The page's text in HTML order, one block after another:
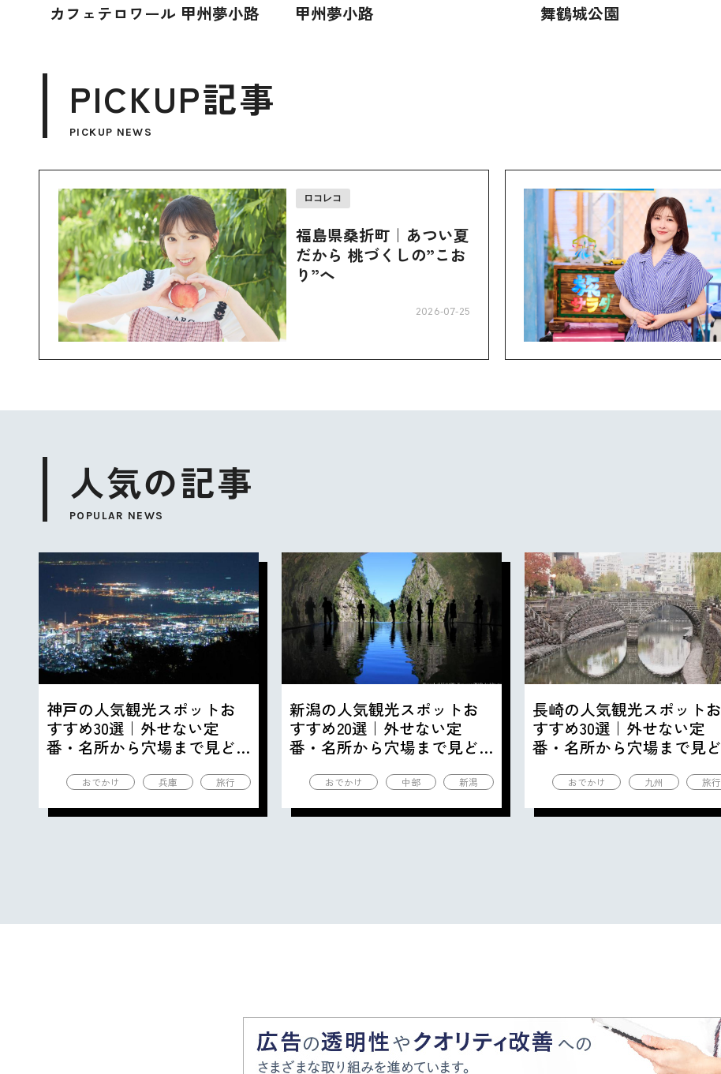
カフェテロワール 甲州夢小路 甲州夢小路 舞鶴城公園
PICKUP記事
PICKUP NEWS
ロコレコ
福島県桑折町｜あつい夏
だから 桃づくしの”こお
り”へ
2026-07-25
人気の記事
POPULAR NEWS
神戸の人気観光スポットお
すすめ30選｜外せない定
番・名所から穴場まで見ど
おでかけ 兵庫 旅行
新潟の人気観光スポットお
すすめ20選｜外せない定
番・名所から穴場まで見ど
おでかけ 中部 新潟
長崎の人気観光スポットお
すすめ30選｜外せない定
番・名所から穴場まで見ど
おでかけ 九州 旅行